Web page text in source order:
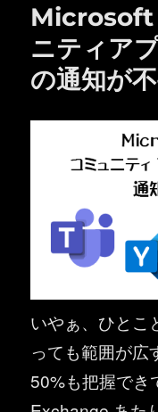
Microsoft
ニティア
の通知が
いやぁ、ひとこ
っても範囲が広
50%も把握でき